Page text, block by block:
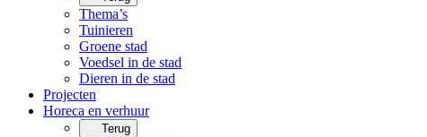
Thema’s
Tuinieren
Groene stad
Voedsel in de stad
Dieren in de stad
Projecten
Horeca en verhuur
Terug